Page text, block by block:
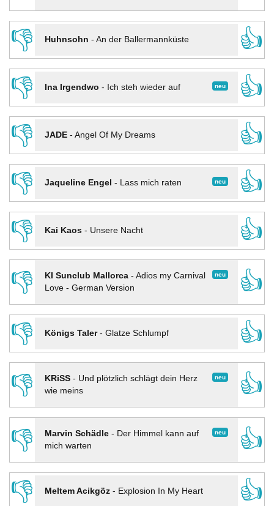
👎
Huhnsohn - An der Ballermannküste
👍
👎
neu
Ina Irgendwo - Ich steh wieder auf
👍
👎
JADE- Angel Of My Dreams
👍
👎
neu
Jaqueline Engel - Lass mich raten
👍
👎
Kai Kaos- Unsere Nacht
👍
👎
neu
KI Sunclub Mallorca- Adios my Carnival
Love - German Version
👍
👎
Königs Taler- Glatze Schlumpf
👍
👎
neu
KRiSS- Und plötzlich schlägt dein Herz
wie meins
👍
👎 neu
Marvin Schädle- Der Himmel kann auf
mich warten
👍
👎
Meltem Acikgöz- Explosion In My Heart
👍